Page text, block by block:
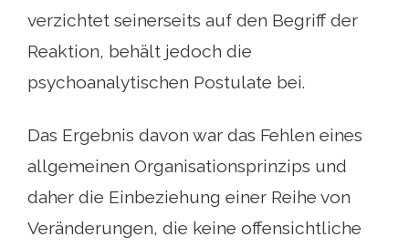
verzichtet seinerseits auf den Begriff der
Reaktion, behält jedoch die
psychoanalytischen Postulate bei.
Das Ergebnis davon war das Fehlen eines
allgemeinen Organisationsprinzips und
daher die Einbeziehung einer Reihe von
Veränderungen, die keine offensichtliche